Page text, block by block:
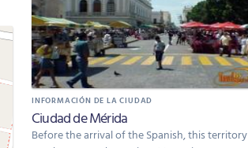
INFORMACIÓN DE LA CIUDAD
Ciudad de Mérida
Before the arrival of the Spanish, this territory